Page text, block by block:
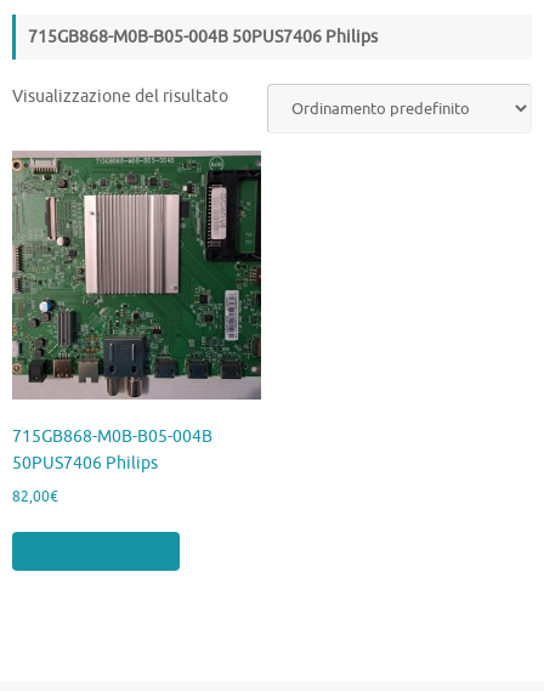
715GB868-M0B-B05-004B 50PUS7406 Philips
Visualizzazione del risultato
715GB868-M0B-B05-004B
50PUS7406 Philips
82,00€